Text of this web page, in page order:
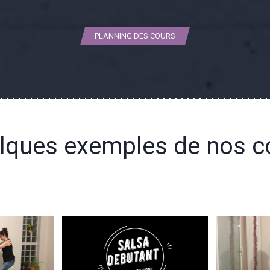
PLANNING DES COURS
exemples de nos